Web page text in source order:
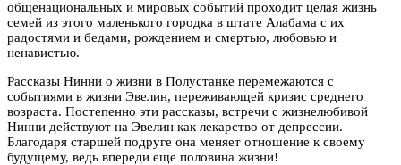
общенациональных и мировых событий проходит целая жизнь
семей из этого маленького городка в штате Алабама с их
радостями и бедами, рождением и смертью, любовью и
ненавистью.
Рассказы Нинни о жизни в Полустанке перемежаются с
событиями в жизни Эвелин, переживающей кризис среднего
возраста. Постепенно эти рассказы, встречи с жизнелюбивой
Нинни действуют на Эвелин как лекарство от депрессии.
Благодаря старшей подруге она меняет отношение к своему
будущему, ведь впереди еще половина жизни!